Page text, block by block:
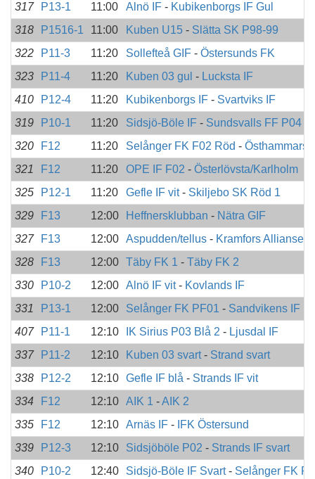
317
P13-1 11:00 Alnö IF - Kubikenborgs IF Gul
318
P1516-1 11:00 Kuben U15 - Slätta SK P98-99
322
P11-3 11:20 Sollefteå GIF - Östersunds FK
323
P11-4 11:20 Kuben 03 gul - Lucksta IF
410
P12-4 11:20 Kubikenborgs IF - Svartviks IF
319
P10-1 11:20 Sidsjö-Böle IF - Sundsvalls FF P04
320
F12 11:20 Selånger FK F02 Röd - Östhammars
321
F12 11:20 OPE IF F02 - Österlövsta/Karlholm
325
P12-1 11:20 Gefle IF vit- Skiljebo SK Röd 1
329
F13 12:00 Heffnersklubban - Nätra GIF
327
F13 12:00 Aspudden/tellus - Kramfors Alliansen
328
F13 12:00 Täby FK 1 - Täby FK 2
330
P10-2 12:00 Alnö IF vit- Kovlands IF
331
P13-1 12:00 Selånger FK PF01 - Sandvikens IF
407
P11-1 12:10 IK Sirius P03 Blå 2 - Ljusdal IF
337
P11-2 12:10 Kuben 03 svart- Strand svart
338
P12-2 12:10 Gefle IF blå - Strands IF vit
334
F12 12:10 AIK 1 -AIK 2
335
F12 12:10 Arnäs IF - IFK Östersund
339
P12-3 12:10 Sidsjöböle P02 - Strands IF svart
340
P10-2 12:40 Sidsjö-Böle IF Svart- Selånger FK